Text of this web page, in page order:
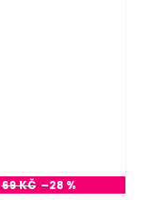
69 KČ –28 %